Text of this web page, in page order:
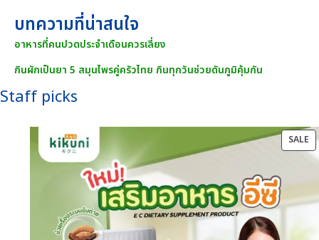
บทความที่น่าสนใจ
อาหารที่คนปวดประจำเดือนควรเลี่ยง
กินผักเป็นยา 5 สมุนไพรคู่ครัวไทย กินทุกวันช่วยดันภูมิคุ้มกัน
Staff picks
SALE